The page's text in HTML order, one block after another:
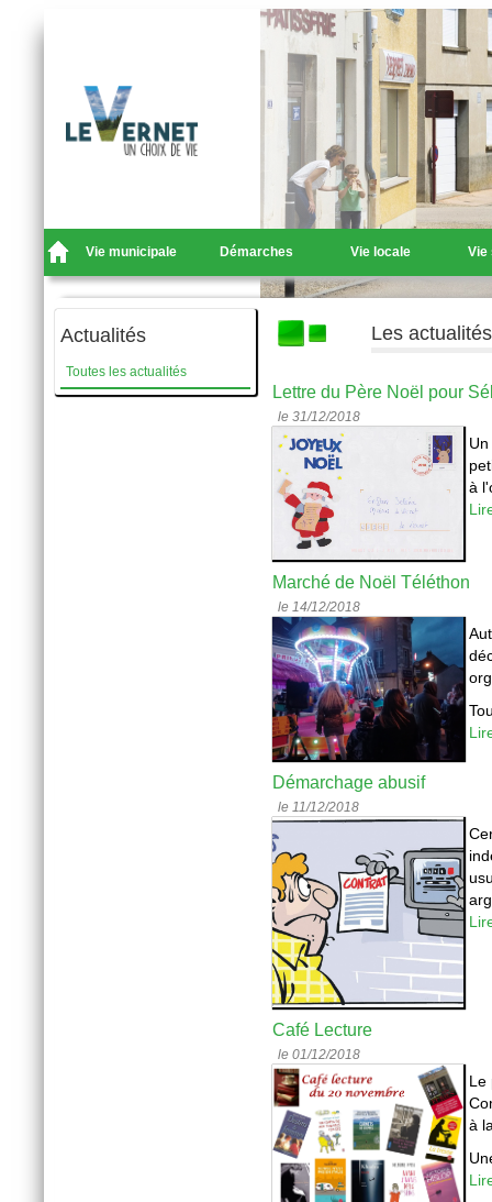
Vie municipale Démarches Vie locale Vie
Actualités
Toutes les actualités
Les actualités
Lettre du Père Noël pour
le 31/12/2018
à
Marché de Noël Téléthon
le 14/12/2018
Démarchage abusif
le 11/12/2018
Café Lecture
le 01/12/2018
Le
à